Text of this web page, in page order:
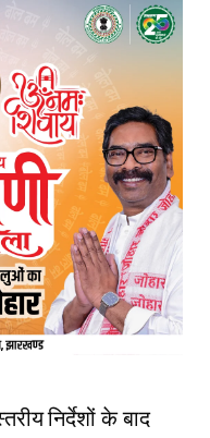
निर्देशों के बाद